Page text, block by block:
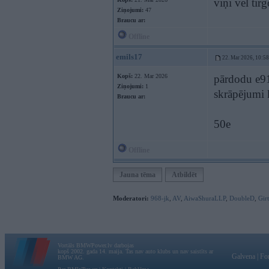
Ziņojumi: 47
Braucu ar:
viņi vēl
emils17 22. Mar 2026, 10:58
Kopš: 22. Mar 2026
Ziņojumi: 1
Braucu ar:
pārdodu
skrāpējumi
50e
Jauna tēma Atbildēt
Moderatori: 968-jk AV AiwaShuraLLP, DoubleD
Vortāls BMWPower.lv darbojas
kopš 2002. gada 14. maija. Tas nav auto klubs un nav saistīts ar
BMW AG.
Galvena